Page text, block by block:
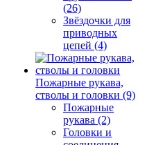
(26)
Звёздочки для
приводных
цепей (4)
Пожарные рукава,
стволы и головки (9)
Пожарные
рукава (2)
Головки и